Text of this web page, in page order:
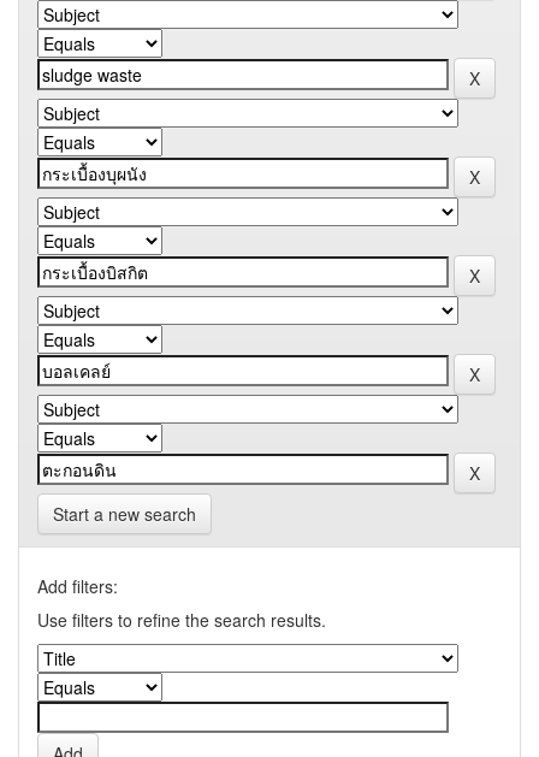
Start a new search
Add filters:
Use filters to refine the search results.